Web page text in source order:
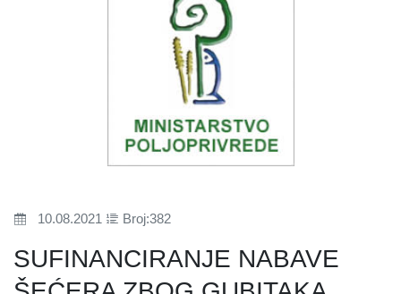
10.08.2021 Broj:382
SUFINANCIRANJE NABAVE